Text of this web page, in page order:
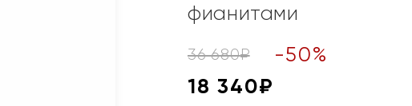
фианитами
36 680₽ -50%
18 340₽